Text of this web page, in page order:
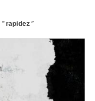
rapidez